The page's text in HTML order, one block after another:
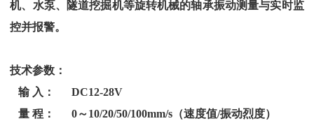
机、水泵、隧道挖掘机等旋转机械的轴承振动测量与实时监
控并报警。
技术参数：
输 入： DC12-28V
量 程： 0～10/20/50/100mm/s（速度值/振动烈度）